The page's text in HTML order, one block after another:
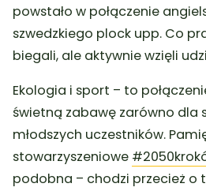
powstało w połączenie
szwedzkiego plock upp. Co
biegali, ale aktywnie wzięli
Ekologia i sport – to
świetną zabawę zarówno dla
młodszych uczestników.
stowarzyszeniowe
podobna – chodzi przecież o